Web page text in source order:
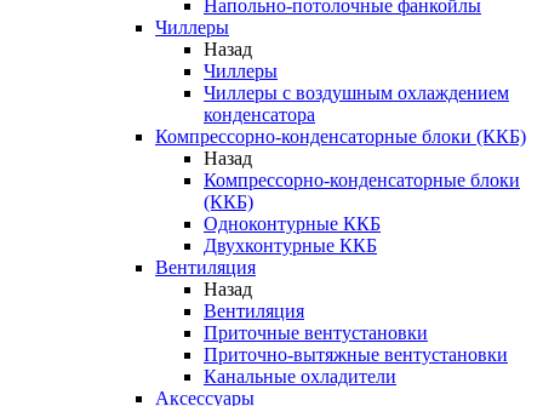
Напольно-потолочные фанкойлы
Чиллеры
Назад
Чиллеры
Чиллеры с воздушным охлаждением
конденсатора
Компрессорно-конденсаторные блоки (ККБ)
Назад
Компрессорно-конденсаторные блоки
(ККБ)
Одноконтурные ККБ
Двухконтурные ККБ
Вентиляция
Назад
Вентиляция
Приточные вентустановки
Приточно-вытяжные вентустановки
Канальные охладители
Аксессуары